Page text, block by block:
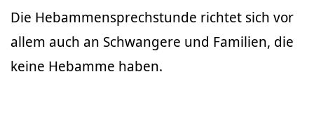
Die Hebammensprechstunde richtet sich vor
allem auch an Schwangere und Familien, die
keine Hebamme haben.